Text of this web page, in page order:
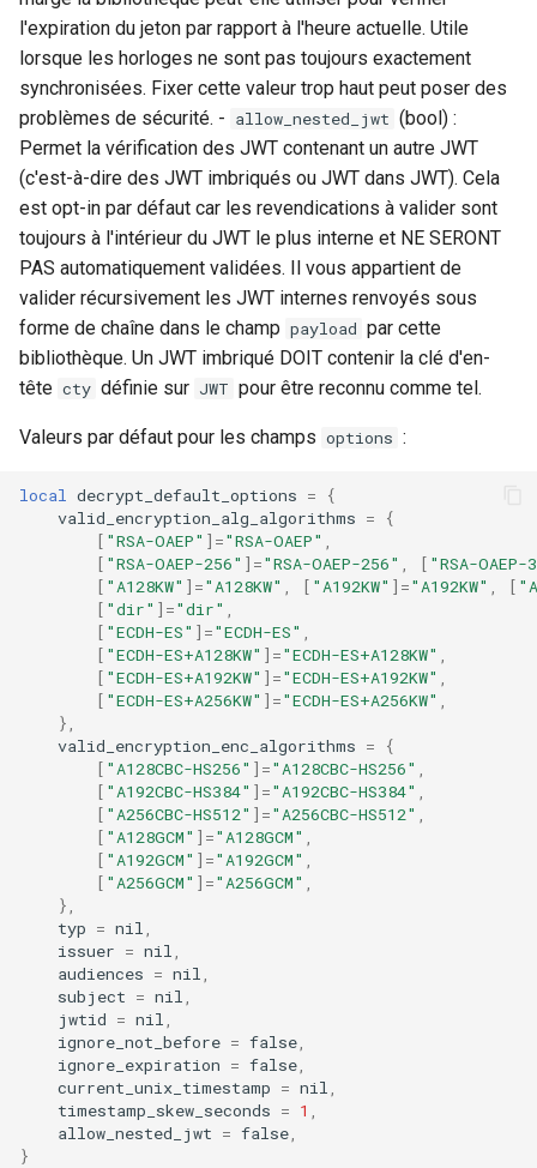
l'expiration du jeton par rapport à l'heure actuelle. Utile
lorsque les horloges ne sont pas toujours exactement
synchronisées. Fixer cette valeur trop haut peut poser des
problèmes de sécurité. - allow_nested_jwt (bool) :
Permet la vérification des JWT contenant un autre JWT
(c'est-à-dire des JWT imbriqués ou JWT dans JWT). Cela
est opt-in par défaut car les revendications à valider sont
toujours à l'intérieur du JWT le plus interne et NE SERONT
PAS automatiquement validées. Il vous appartient de
valider récursivement les JWT internes renvoyés sous
forme de chaîne dans le champ payload par cette
bibliothèque. Un JWT imbriqué DOIT contenir la clé d'en-
tête cty définie sur JWT pour être reconnu comme tel.
Valeurs par défaut pour les champs options :
local decrypt_default_options =
{
valid_encryption_alg_algorithms =
{
[ "RSA-OAEP" ] ="RSA-OAEP"
[ "RSA-OAEP-256" ] ="RSA-OAEP-256" [ "RSA-OAEP-
[ "A128KW" ] ="A128KW" [ "A192KW" ] ="A192KW" [
[ "dir" ] ="dir"
[ "ECDH-ES" ] ="ECDH-ES"
[ "ECDH-ES+A128KW" ] ="ECDH-ES+A128KW"
[ "ECDH-ES+A192KW" ] ="ECDH-ES+A192KW"
[ "ECDH-ES+A256KW" ] ="ECDH-ES+A256KW"
},
valid_encryption_enc_algorithms =
{
[ "A128CBC-HS256" ] ="A128CBC-HS256"
[ "A192CBC-HS384" ] ="A192CBC-HS384"
[ "A256CBC-HS512" ] ="A256CBC-HS512"
[ "A128GCM" ] ="A128GCM"
[ "A192GCM" ] ="A192GCM"
[ "A256GCM" ] ="A256GCM"
},
typ = nil
issuer = nil
audiences = nil
subject = nil
jwtid = nil
ignore_not_before = false
ignore_expiration = false
current_unix_timestamp = nil
timestamp_skew_seconds = 1
allow_nested_jwt = false
}